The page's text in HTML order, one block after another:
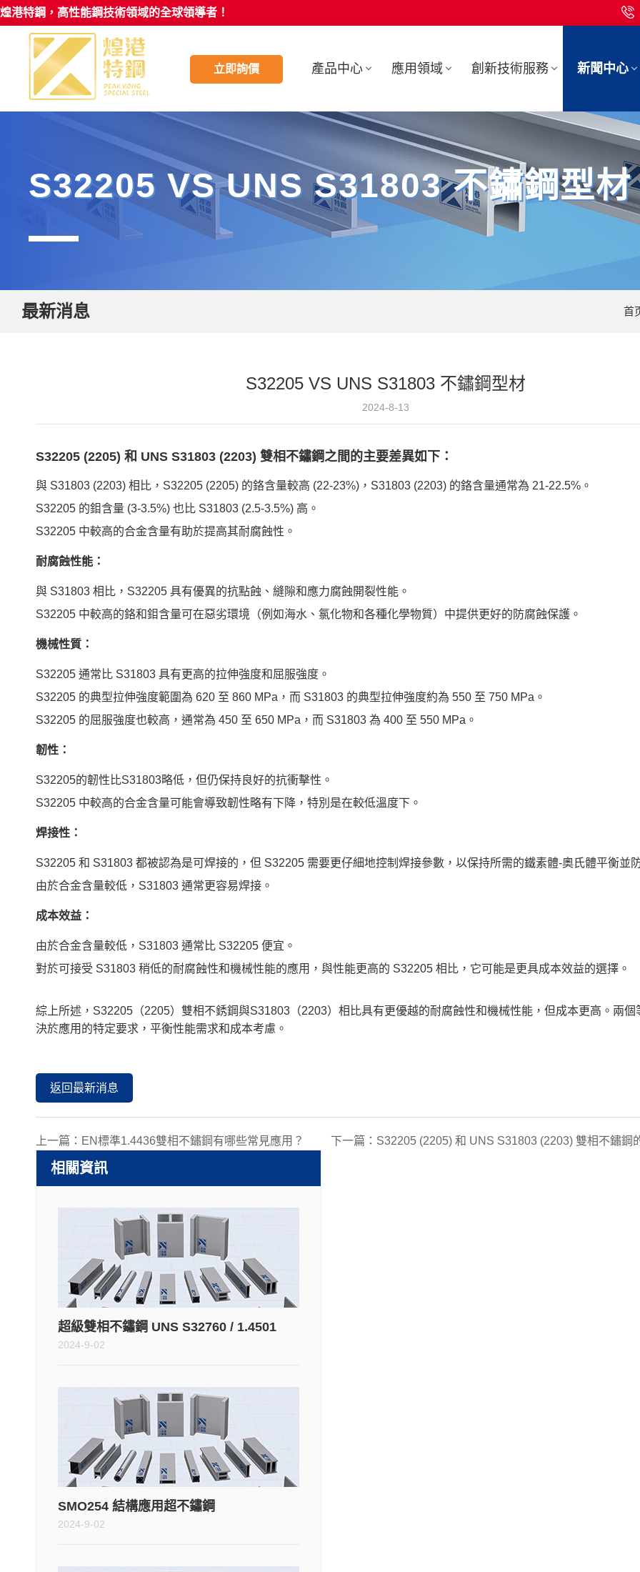
煌港特鋼，高性能鋼技術領域的全球領導者！
立即詢價 產品中心 應用領域 創新技術服務 新聞中心
S32205 VS UNS S31803 不鏽鋼型材
最新消息 首
S32205 VS UNS S31803 不鏽鋼型材
2024-8-13
S32205 (2205) 和 UNS S31803 (2203) 雙相不鏽鋼之間的主要差異如下：
與 S31803 (2203) 相比，S32205 (2205) 的鉻含量較高 (22-23%)，S31803 (2203) 的鉻含量通常為 21-22.5%。
S32205 的鉬含量 (3-3.5%) 也比 S31803 (2.5-3.5%) 高。
S32205 中較高的合金含量有助於提高其耐腐蝕性。
耐腐蝕性能：
與 S31803 相比，S32205 具有優異的抗點蝕、縫隙和應力腐蝕開裂性能。
S32205 中較高的鉻和鉬含量可在惡劣環境（例如海水、氯化物和各種化學物質）中提供更好的防腐蝕保護。
機械性質：
S32205 通常比 S31803 具有更高的拉伸強度和屈服強度。
S32205 的典型拉伸強度範圍為 620 至 860 MPa，而 S31803 的典型拉伸強度約為 550 至 750 MPa。
S32205 的屈服強度也較高，通常為 450 至 650 MPa，而 S31803 為 400 至 550 MPa。
韌性：
S32205的韌性比S31803略低，但仍保持良好的抗衝擊性。
S32205 中較高的合金含量可能會導致韌性略有下降，特別是在較低溫度下。
焊接性：
S32205 和 S31803 都被認為是可焊接的，但 S32205 需要更仔細地控制焊接參數，以保持所需的鐵素體-奧氏體平衡並
由於合金含量較低，S31803 通常更容易焊接。
成本效益：
由於合金含量較低，S31803 通常比 S32205 便宜。
對於可接受 S31803 稍低的耐腐蝕性和機械性能的應用，與性能更高的 S32205 相比，它可能是更具成本效益的選擇。
綜上所述，S32205（2205）雙相不銹鋼與S31803（2203）相比具有更優越的耐腐蝕性和機械性能，但成本更高。兩個
決於應用的特定要求，平衡性能需求和成本考慮。
返回最新消息
上一篇： EN標準1.4436雙相不鏽鋼有哪些常見應用？ 下一篇： S32205 (2205) 和 UNS S31803 (2203) 雙相不鏽鋼
相關資訊
超級雙相不鏽鋼 UNS S32760 / 1.4501
2024-9-02
SMO254 結構應用超不鏽鋼
2024-9-02